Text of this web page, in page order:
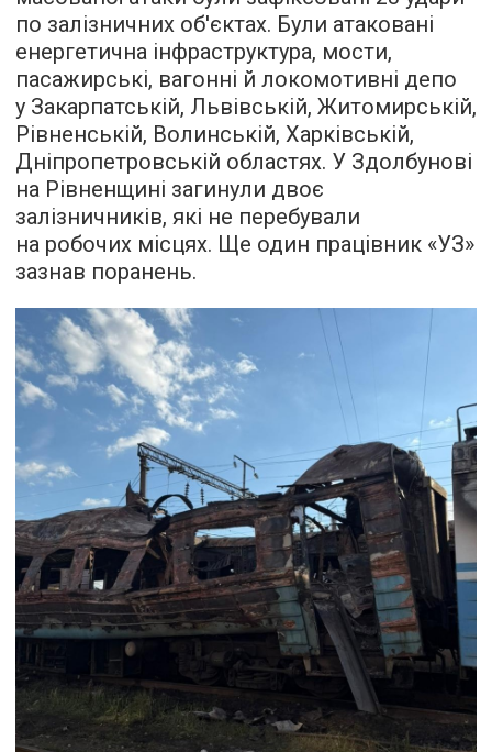
по залізничних об'єктах. Були атаковані
енергетична інфраструктура, мости,
пасажирські, вагонні й локомотивні депо
у Закарпатській, Львівській, Житомирській,
Рівненській, Волинській, Харківській,
Дніпропетровській областях. У Здолбунові
на Рівненщині загинули двоє
залізничників, які не перебували
на робочих місцях. Ще один працівник «УЗ»
зазнав поранень.